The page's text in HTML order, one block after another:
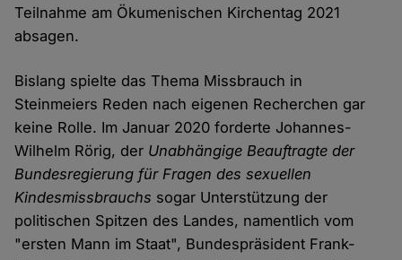
Teilnahme am Ökumenischen Kirchentag 2021
absagen.
Bislang spielte das Thema Missbrauch in
Steinmeiers Reden nach eigenen Recherchen gar
keine Rolle. Im Januar 2020 forderte Johannes-
Wilhelm Rörig, der Unabhängige Beauftragte der
Bundesregierung für Fragen des sexuellen
Kindesmissbrauchs sogar Unterstützung der
politischen Spitzen des Landes, namentlich vom
"ersten Mann im Staat", Bundespräsident Frank-